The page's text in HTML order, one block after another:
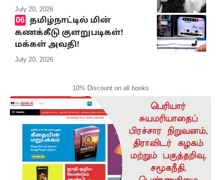
July 20, 2026
தமிழ்நாட்டில் மின்
கணக்கீடு குளறுபடிகள்!
மக்கள் அவதி!
July 20, 2026
10% Discount on all books